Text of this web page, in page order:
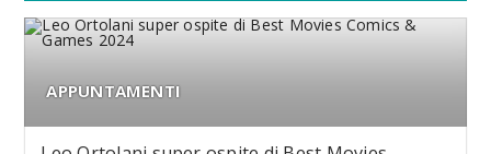
APPUNTAMENTI